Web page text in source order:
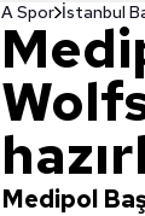
A Spor İstanbul
Medipol